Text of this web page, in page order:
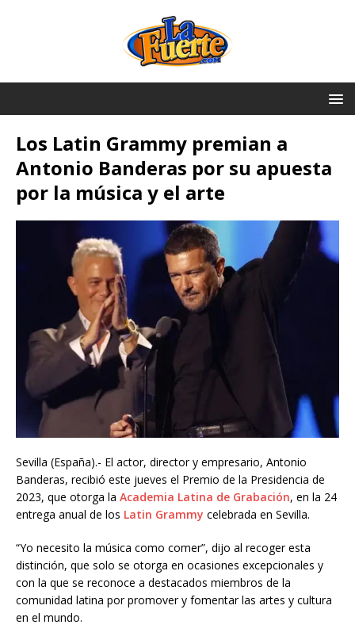
Los Latin Grammy premian a
Antonio Banderas por su apuesta
por la música y el arte
Sevilla (España).- El actor, director y empresario, Antonio
Banderas, recibió este jueves el Premio de la Presidencia de
2023, que otorga la Academia Latina de Grabación, en la 24
entrega anual de los Latin Grammy celebrada en Sevilla.
“Yo necesito la música como comer”, dijo al recoger esta
distinción, que solo se otorga en ocasiones excepcionales y
con la que se reconoce a destacados miembros de la
comunidad latina por promover y fomentar las artes y cultura
en el mundo.